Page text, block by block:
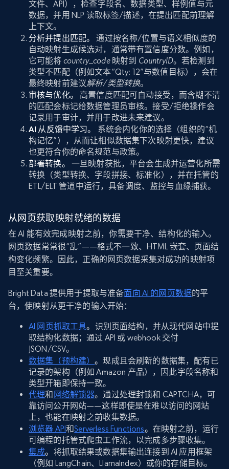
文件、API），检查字段名、数据类型、样例值与元
数据，并用 NLP 读取标签/描述，在提出匹配前理解
上下文。
分析并提出匹配。
通过按名称/位置与语义相似度的
自动映射生成候选对，通常带有置信度分数。例如，
它可能将 country_code映射到 CountryID。若检测到
类型不匹配（例如文本“Qty: 12”与数值目标），会在
最终映射前建议解析/类型转换。
审核与优化。
高置信度匹配可自动接受，而含糊不清
的匹配会标记给数据管理员审核。接受/拒绝操作会
记录用于审计，并用于改进未来建议。
AI 从反馈中学习。
系统会内化你的选择（组织的“机
构记忆”），从而让相似数据集下次映射更快，建议
也更符合你的命名规范与政策。
部署转换。
一旦映射获批，平台会生成并运营化所需
转换（类型转换、字段拼接、标准化），并在托管的
ETL/ELT 管道中运行，具备调度、监控与血缘捕获。
从网页获取映射就绪的数据
在 AI 能有效完成映射之前，你需要干净、结构化的输入。
网页数据常常很“乱”——格式不一致、HTML 嵌套、页面结
构变化频繁。因此，正确的网页数据采集对成功的映射项
目至关重要。
Bright Data 提供用于提取与准备面向 AI 的网页数据的平
台，使映射从更干净的输入开始：
AI 网页抓取工具。 识别页面结构，并从现代网站中提
取结构化数据；通过 API 或 webhook 交付
JSON/CSV。
数据集（预构建）。现成且会刷新的数据集，配有已
记录的架构（例如 Amazon 产品），因此字段名称和
类型开箱即保持一致。
代理和 网络解锁器。通过处理封锁和 CAPTCHA，可
靠访问公开网站——这样即使是在难以访问的网站
上，也能在映射之前收集数据。
浏览器 API和Serverless Functions。 在映射之前，运行
可编程的托管式爬虫工作流，以完成多步骤收集。
集成。 将抓取结果或数据集输出连接到 AI 应用框架
（例如 LangChain、LlamaIndex）或你的存储目标。